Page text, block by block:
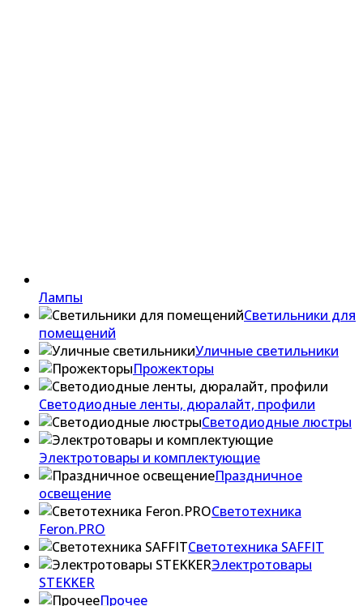
Лампы
Светильники для
помещений
Уличные светильники
Прожекторы
Светодиодные ленты, дюралайт, профили
Светодиодные люстры
Электротовары и комплектующие
Праздничное
освещение
Светотехника
Feron.PRO
Светотехника SAFFIT
Электротовары
STEKKER
Прочее